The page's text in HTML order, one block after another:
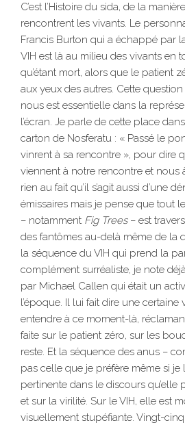
C’est l’Histoire du sida, de la
rencontrent les vivants. Le
Francis Burton qui a échappé par
VIH est là au milieu des vivants en
qu’étant mort, alors que le patient
aux yeux des autres. Cette
nous est essentielle dans la
l’écran. Je parle de cette place
carton de Nosferatu : « Passé le
vinrent à sa rencontre », pour dire
viennent à notre rencontre et nous
rien au fait qu’il s’agit aussi d’une
émissaires mais je pense que tout
– notamment Fig Trees– est
des fantômes au-delà même de la
la séquence du VIH qui prend la
complément surréaliste, je note
par Michael Callen qui était un
l’époque. Il lui fait dire une certaine
entendre à ce moment-là,
faite sur le patient zéro, sur les
reste. Et la séquence des anus –
pas celle que je préfère même si
pertinente dans le discours qu’elle
et sur la virilité. Sur le VIH, elle est
visuellement stupéfiante. Vingt-cinq